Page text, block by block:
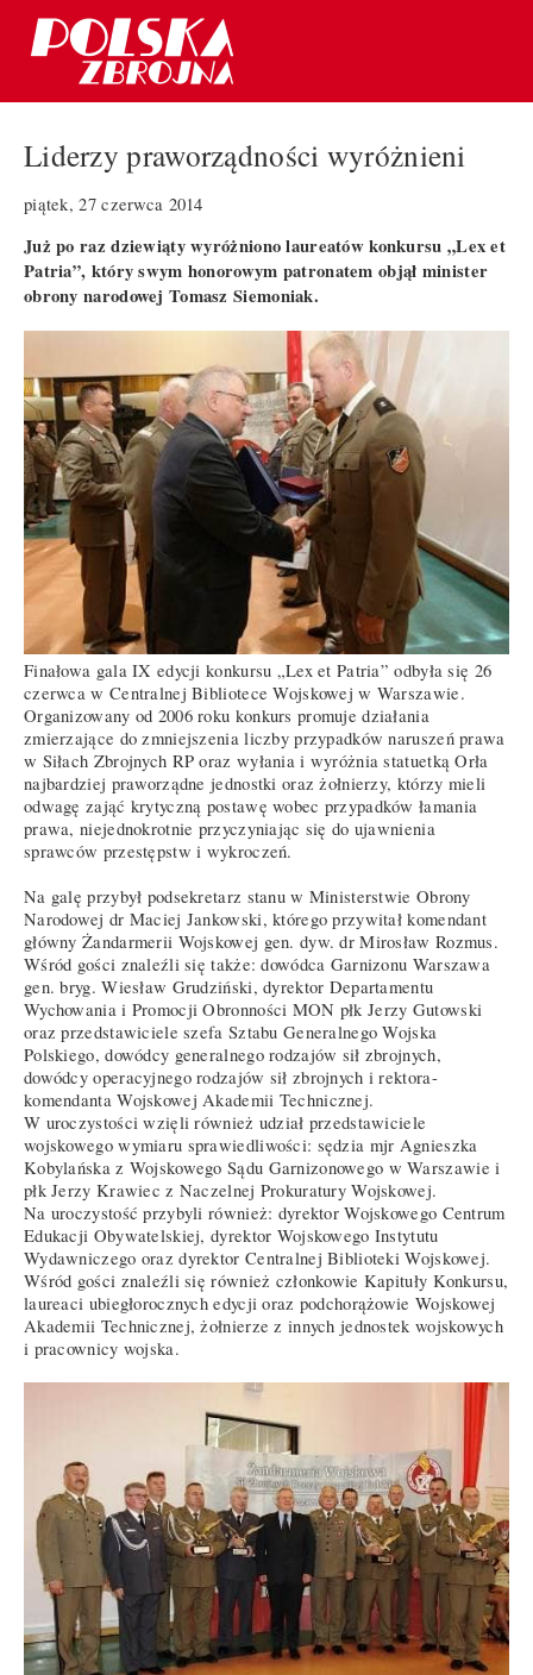
Liderzy praworządności wyróżnieni
piątek, 27 czerwca 2014
Już po raz dziewiąty wyróżniono laureatów konkursu „Lex et
Patria”, który swym honorowym patronatem objął minister
obrony narodowej Tomasz Siemoniak.
Finałowa gala IX edycji konkursu „Lex et Patria” odbyła się 26
czerwca w Centralnej Bibliotece Wojskowej w Warszawie.
Organizowany od 2006 roku konkurs promuje działania
zmierzające do zmniejszenia liczby przypadków naruszeń prawa
w Siłach Zbrojnych RP oraz wyłania i wyróżnia statuetką Orła
najbardziej praworządne jednostki oraz żołnierzy, którzy mieli
odwagę zająć krytyczną postawę wobec przypadków łamania
prawa, niejednokrotnie przyczyniając się do ujawnienia
sprawców przestępstw i wykroczeń.
Na galę przybył podsekretarz stanu w Ministerstwie Obrony
Narodowej dr Maciej Jankowski, którego przywitał komendant
główny Żandarmerii Wojskowej gen. dyw. dr Mirosław Rozmus.
Wśród gości znaleźli się także: dowódca Garnizonu Warszawa
gen. bryg. Wiesław Grudziński, dyrektor Departamentu
Wychowania i Promocji Obronności MON płk Jerzy Gutowski
oraz przedstawiciele szefa Sztabu Generalnego Wojska
Polskiego, dowódcy generalnego rodzajów sił zbrojnych,
dowódcy operacyjnego rodzajów sił zbrojnych i rektora-
komendanta Wojskowej Akademii Technicznej.
W uroczystości wzięli również udział przedstawiciele
wojskowego wymiaru sprawiedliwości: sędzia mjr Agnieszka
Kobylańska z Wojskowego Sądu Garnizonowego w Warszawie i
płk Jerzy Krawiec z Naczelnej Prokuratury Wojskowej.
Na uroczystość przybyli również: dyrektor Wojskowego Centrum
Edukacji Obywatelskiej, dyrektor Wojskowego Instytutu
Wydawniczego oraz dyrektor Centralnej Biblioteki Wojskowej.
Wśród gości znaleźli się również członkowie Kapituły Konkursu,
laureaci ubiegłorocznych edycji oraz podchorążowie Wojskowej
Akademii Technicznej, żołnierze z innych jednostek wojskowych
i pracownicy wojska.